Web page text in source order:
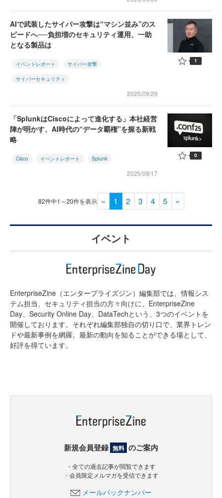
AIで武装したサイバー攻撃は“マシン並み”のス
ピードへ──負担増のセキュリティ運用、一助
となる製品は
イベントレポート サイバー攻撃
サイバーセキュリティ
2025/09/29
1
「SplunkはCiscoによって進化する」本社経営
陣が明かす、AI時代の“データ覇権”を握る新戦
略
Cisco イベントレポート Splunk
2025/09/17
0
82件中1～20件を表示 « 1 2 3 4 5 »
イベント
EnterpriseZine（エンタープライズジン）編集部では、情報シス
テム担当、セキュリティ担当の方々向けに、EnterpriseZine
Day、Security Online Day、DataTechという、3つのイベントを
開催しております。それぞれ編集部独自の切り口で、業界トレン
ドや最新事例を網羅。最新の動向を知ることができる場として、
好評を得ています。
新規会員登録 無料 のご案内
・全ての過去記事が閲覧できます
・会員限定メルマガを受信できます
メールバックナンバー